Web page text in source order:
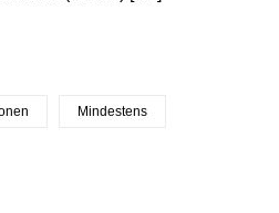
Mindestens